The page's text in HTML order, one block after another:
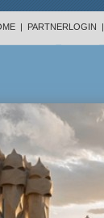
| PARTNERLOGIN |